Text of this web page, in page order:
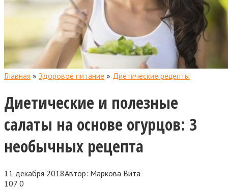
Главная » Здоровое питание » Диетические рецепты
Диетические и полезные
салаты на основе огурцов: 3
необычных рецепта
11 декабря 2018Автор: Маркова Вита
107 0